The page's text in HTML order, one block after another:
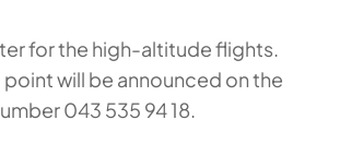
for the high-altitude flights.
will be announced on the
043 535 94 18.